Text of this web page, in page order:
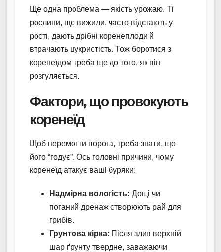
Ще одна проблема — якість урожаю. Ті
рослини, що вижили, часто відстають у
рості, дають дрібні коренеплоди й
втрачають цукристість. Тож боротися з
коренеїдом треба ще до того, як він
розгуляється.
Фактори, що провокують
коренеїд
Щоб перемогти ворога, треба знати, що
його “годує”. Ось головні причини, чому
коренеїд атакує ваші буряки:
Надмірна вологість: Дощі чи
поганий дренаж створюють рай для
грибів.
Грунтова кірка: Після злив верхній
шар ґрунту твердне, заважаючи